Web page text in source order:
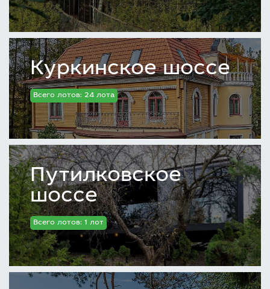
Куркинское шоссе
Всего лотов: 24 лота
Путилковское
шоссе
Всего лотов: 1 лот